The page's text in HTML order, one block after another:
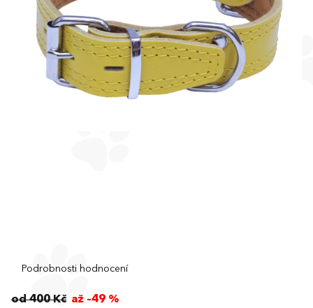
Průměrné
produktu
Podrobnosti hodnocení
od 400 Kč až –49 %